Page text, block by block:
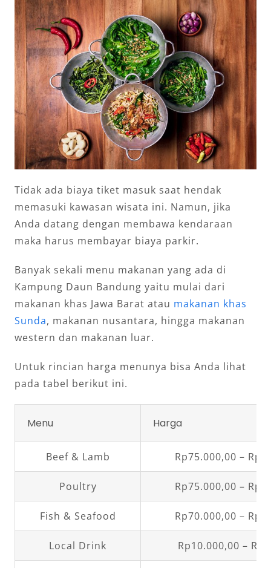
Tidak ada biaya tiket masuk saat hendak
memasuki kawasan wisata ini. Namun, jika
Anda datang dengan membawa kendaraan
maka harus membayar biaya parkir.
Banyak sekali menu makanan yang ada di
Kampung Daun Bandung yaitu mulai dari
makanan khas Jawa Barat atau makanan khas
Sunda, makanan nusantara, hingga makanan
western dan makanan luar.
Untuk rincian harga menunya bisa Anda lihat
pada tabel berikut ini.
Menu Harga
Beef & Lamb Rp75.000,00 –
Poultry Rp75.000,00 –
Fish & Seafood Rp70.000,00 –
Local Drink Rp10.000,00 –